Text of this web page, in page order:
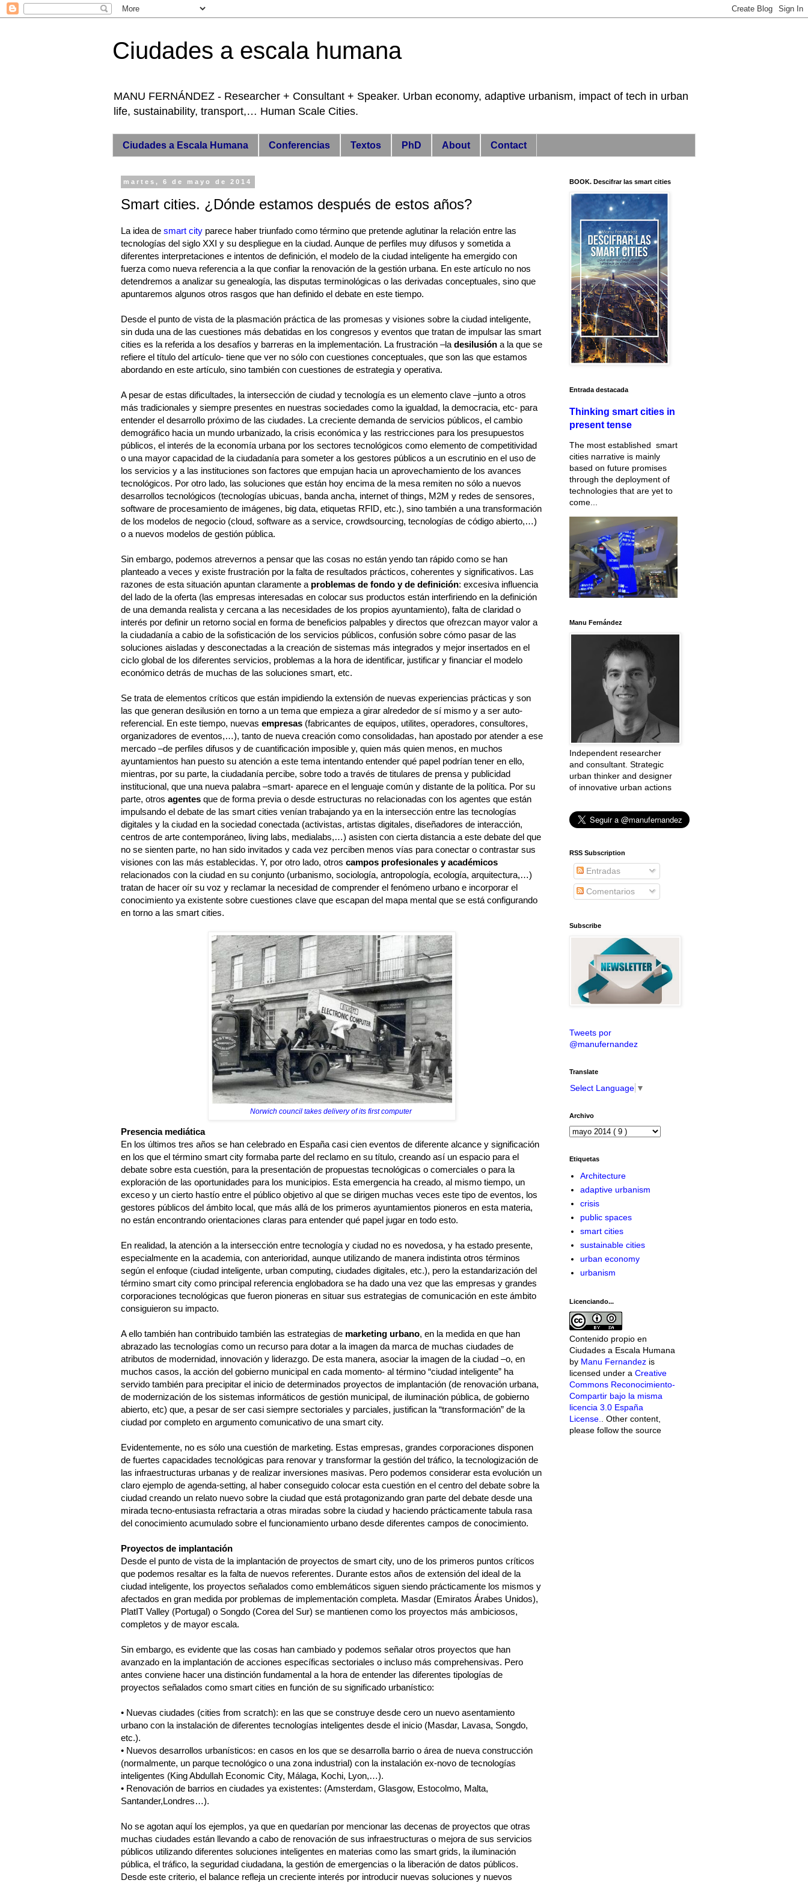
Ciudades a escala humana
MANU FERNÁNDEZ - Researcher + Consultant + Speaker. Urban economy, adaptive urbanism, impact of tech in urban
life, sustainability, transport,… Human Scale Cities.
Ciudades a Escala Humana Conferencias Textos PhD About Contact
martes, 6 de mayo de 2014
Smart cities. ¿Dónde estamos después de estos años?
La idea de smart city parece haber triunfado como término que pretende aglutinar la relación entre las
tecnologías del siglo XXI y su despliegue en la ciudad. Aunque de perfiles muy difusos y sometida a
diferentes interpretaciones e intentos de definición, el modelo de la ciudad inteligente ha emergido con
fuerza como nueva referencia a la que confiar la renovación de la gestión urbana. En este artículo no nos
detendremos a analizar su genealogía, las disputas terminológicas o las derivadas conceptuales, sino que
apuntaremos algunos otros rasgos que han definido el debate en este tiempo.
Desde el punto de vista de la plasmación práctica de las promesas y visiones sobre la ciudad inteligente,
sin duda una de las cuestiones más debatidas en los congresos y eventos que tratan de impulsar las smart
cities es la referida a los desafíos y barreras en la implementación. La frustración –la desilusión a la que se
refiere el título del artículo- tiene que ver no sólo con cuestiones conceptuales, que son las que estamos
abordando en este artículo, sino también con cuestiones de estrategia y operativa.
A pesar de estas dificultades, la intersección de ciudad y tecnología es un elemento clave –junto a otros
más tradicionales y siempre presentes en nuestras sociedades como la igualdad, la democracia, etc- para
entender el desarrollo próximo de las ciudades. La creciente demanda de servicios públicos, el cambio
demográfico hacia un mundo urbanizado, la crisis económica y las restricciones para los presupuestos
públicos, el interés de la economía urbana por los sectores tecnológicos como elemento de competitividad
o una mayor capacidad de la ciudadanía para someter a los gestores públicos a un escrutinio en el uso de
los servicios y a las instituciones son factores que empujan hacia un aprovechamiento de los avances
tecnológicos. Por otro lado, las soluciones que están hoy encima de la mesa remiten no sólo a nuevos
desarrollos tecnológicos (tecnologías ubicuas, banda ancha, internet of things, M2M y redes de sensores,
software de procesamiento de imágenes, big data, etiquetas RFID, etc.), sino también a una transformación
de los modelos de negocio (cloud, software as a service, crowdsourcing, tecnologías de código abierto,…)
o a nuevos modelos de gestión pública.
Sin embargo, podemos atrevernos a pensar que las cosas no están yendo tan rápido como se han
planteado a veces y existe frustración por la falta de resultados prácticos, coherentes y significativos. Las
razones de esta situación apuntan claramente a problemas de fondo y de definición: excesiva influencia
del lado de la oferta (las empresas interesadas en colocar sus productos están interfiriendo en la definición
de una demanda realista y cercana a las necesidades de los propios ayuntamiento), falta de claridad o
interés por definir un retorno social en forma de beneficios palpables y directos que ofrezcan mayor valor a
la ciudadanía a cabio de la sofisticación de los servicios públicos, confusión sobre cómo pasar de las
soluciones aisladas y desconectadas a la creación de sistemas más integrados y mejor insertados en el
ciclo global de los diferentes servicios, problemas a la hora de identificar, justificar y financiar el modelo
económico detrás de muchas de las soluciones smart, etc.
Se trata de elementos críticos que están impidiendo la extensión de nuevas experiencias prácticas y son
las que generan desilusión en torno a un tema que empieza a girar alrededor de sí mismo y a ser auto-
referencial. En este tiempo, nuevas empresas (fabricantes de equipos, utilites, operadores, consultores,
organizadores de eventos,…), tanto de nueva creación como consolidadas, han apostado por atender a ese
mercado –de perfiles difusos y de cuantificación imposible y, quien más quien menos, en muchos
ayuntamientos han puesto su atención a este tema intentando entender qué papel podrían tener en ello,
mientras, por su parte, la ciudadanía percibe, sobre todo a través de titulares de prensa y publicidad
institucional, que una nueva palabra –smart- aparece en el lenguaje común y distante de la política. Por su
parte, otros agentes que de forma previa o desde estructuras no relacionadas con los agentes que están
impulsando el debate de las smart cities venían trabajando ya en la intersección entre las tecnologías
digitales y la ciudad en la sociedad conectada (activistas, artistas digitales, diseñadores de interacción,
centros de arte contemporáneo, living labs, medialabs,…) asisten con cierta distancia a este debate del que
no se sienten parte, no han sido invitados y cada vez perciben menos vías para conectar o contrastar sus
visiones con las más establecidas. Y, por otro lado, otros campos profesionales y académicos
relacionados con la ciudad en su conjunto (urbanismo, sociología, antropología, ecología, arquitectura,…)
tratan de hacer oír su voz y reclamar la necesidad de comprender el fenómeno urbano e incorporar el
conocimiento ya existente sobre cuestiones clave que escapan del mapa mental que se está configurando
en torno a las smart cities.
Norwich council takes delivery of its first computer
Presencia mediática
En los últimos tres años se han celebrado en España casi cien eventos de diferente alcance y significación
en los que el término smart city formaba parte del reclamo en su título, creando así un espacio para el
debate sobre esta cuestión, para la presentación de propuestas tecnológicas o comerciales o para la
exploración de las oportunidades para los municipios. Esta emergencia ha creado, al mismo tiempo, un
exceso y un cierto hastío entre el público objetivo al que se dirigen muchas veces este tipo de eventos, los
gestores públicos del ámbito local, que más allá de los primeros ayuntamientos pioneros en esta materia,
no están encontrando orientaciones claras para entender qué papel jugar en todo esto.
En realidad, la atención a la intersección entre tecnología y ciudad no es novedosa, y ha estado presente,
especialmente en la academia, con anterioridad, aunque utilizando de manera indistinta otros términos
según el enfoque (ciudad inteligente, urban computing, ciudades digitales, etc.), pero la estandarización del
término smart city como principal referencia englobadora se ha dado una vez que las empresas y grandes
corporaciones tecnológicas que fueron pioneras en situar sus estrategias de comunicación en este ámbito
consiguieron su impacto.
A ello también han contribuido también las estrategias de marketing urbano, en la medida en que han
abrazado las tecnologías como un recurso para dotar a la imagen da marca de muchas ciudades de
atributos de modernidad, innovación y liderazgo. De esta manera, asociar la imagen de la ciudad –o, en
muchos casos, la acción del gobierno municipal en cada momento- al término “ciudad inteligente” ha
servido también para precipitar el inicio de determinados proyectos de implantación (de renovación urbana,
de modernización de los sistemas informáticos de gestión municipal, de iluminación pública, de gobierno
abierto, etc) que, a pesar de ser casi siempre sectoriales y parciales, justifican la “transformación” de la
ciudad por completo en argumento comunicativo de una smart city.
Evidentemente, no es sólo una cuestión de marketing. Estas empresas, grandes corporaciones disponen
de fuertes capacidades tecnológicas para renovar y transformar la gestión del tráfico, la tecnologización de
las infraestructuras urbanas y de realizar inversiones masivas. Pero podemos considerar esta evolución un
claro ejemplo de agenda-setting, al haber conseguido colocar esta cuestión en el centro del debate sobre la
ciudad creando un relato nuevo sobre la ciudad que está protagonizando gran parte del debate desde una
mirada tecno-entusiasta refractaria a otras miradas sobre la ciudad y haciendo prácticamente tabula rasa
del conocimiento acumulado sobre el funcionamiento urbano desde diferentes campos de conocimiento.
Proyectos de implantación
Desde el punto de vista de la implantación de proyectos de smart city, uno de los primeros puntos críticos
que podemos resaltar es la falta de nuevos referentes. Durante estos años de extensión del ideal de la
ciudad inteligente, los proyectos señalados como emblemáticos siguen siendo prácticamente los mismos y
afectados en gran medida por problemas de implementación completa. Masdar (Emiratos Árabes Unidos),
PlatIT Valley (Portugal) o Songdo (Corea del Sur) se mantienen como los proyectos más ambiciosos,
completos y de mayor escala.
Sin embargo, es evidente que las cosas han cambiado y podemos señalar otros proyectos que han
avanzado en la implantación de acciones específicas sectoriales o incluso más comprehensivas. Pero
antes conviene hacer una distinción fundamental a la hora de entender las diferentes tipologías de
proyectos señalados como smart cities en función de su significado urbanístico:
• Nuevas ciudades (cities from scratch): en las que se construye desde cero un nuevo asentamiento
urbano con la instalación de diferentes tecnologías inteligentes desde el inicio (Masdar, Lavasa, Songdo,
etc.).
• Nuevos desarrollos urbanísticos: en casos en los que se desarrolla barrio o área de nueva construcción
(normalmente, un parque tecnológico o una zona industrial) con la instalación ex-novo de tecnologías
inteligentes (King Abdullah Economic City, Málaga, Kochi, Lyon,…).
• Renovación de barrios en ciudades ya existentes: (Amsterdam, Glasgow, Estocolmo, Malta,
Santander,Londres…).
No se agotan aquí los ejemplos, ya que en quedarían por mencionar las decenas de proyectos que otras
muchas ciudades están llevando a cabo de renovación de sus infraestructuras o mejora de sus servicios
públicos utilizando diferentes soluciones inteligentes en materias como las smart grids, la iluminación
pública, el tráfico, la seguridad ciudadana, la gestión de emergencias o la liberación de datos públicos.
Desde este criterio, el balance refleja un creciente interés por introducir nuevas soluciones y nuevos
BOOK. Descifrar las smart cities
Entrada destacada
Thinking smart cities in
present tense
The most established smart
cities narrative is mainly
based on future promises
through the deployment of
technologies that are yet to
come...
Manu Fernández
Independent researcher
and consultant. Strategic
urban thinker and designer
of innovative urban actions
RSS Subscription
Entradas
Comentarios
Subscribe
Tweets por
@manufernandez
Translate
Select Language ▼
Archivo
Etiquetas
Architecture
adaptive urbanism
crisis
public spaces
smart cities
sustainable cities
urban economy
urbanism
Licenciando...
Contenido propio en
Ciudades a Escala Humana
by Manu Fernandez is
licensed under a Creative
Commons Reconocimiento-
Compartir bajo la misma
licencia 3.0 España
License.
. Other content,
please follow the source